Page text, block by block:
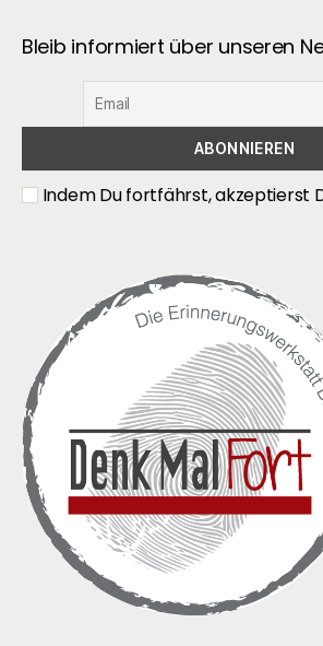
Bleib informiert über unseren
Indem Du fortfährst, akzeptierst